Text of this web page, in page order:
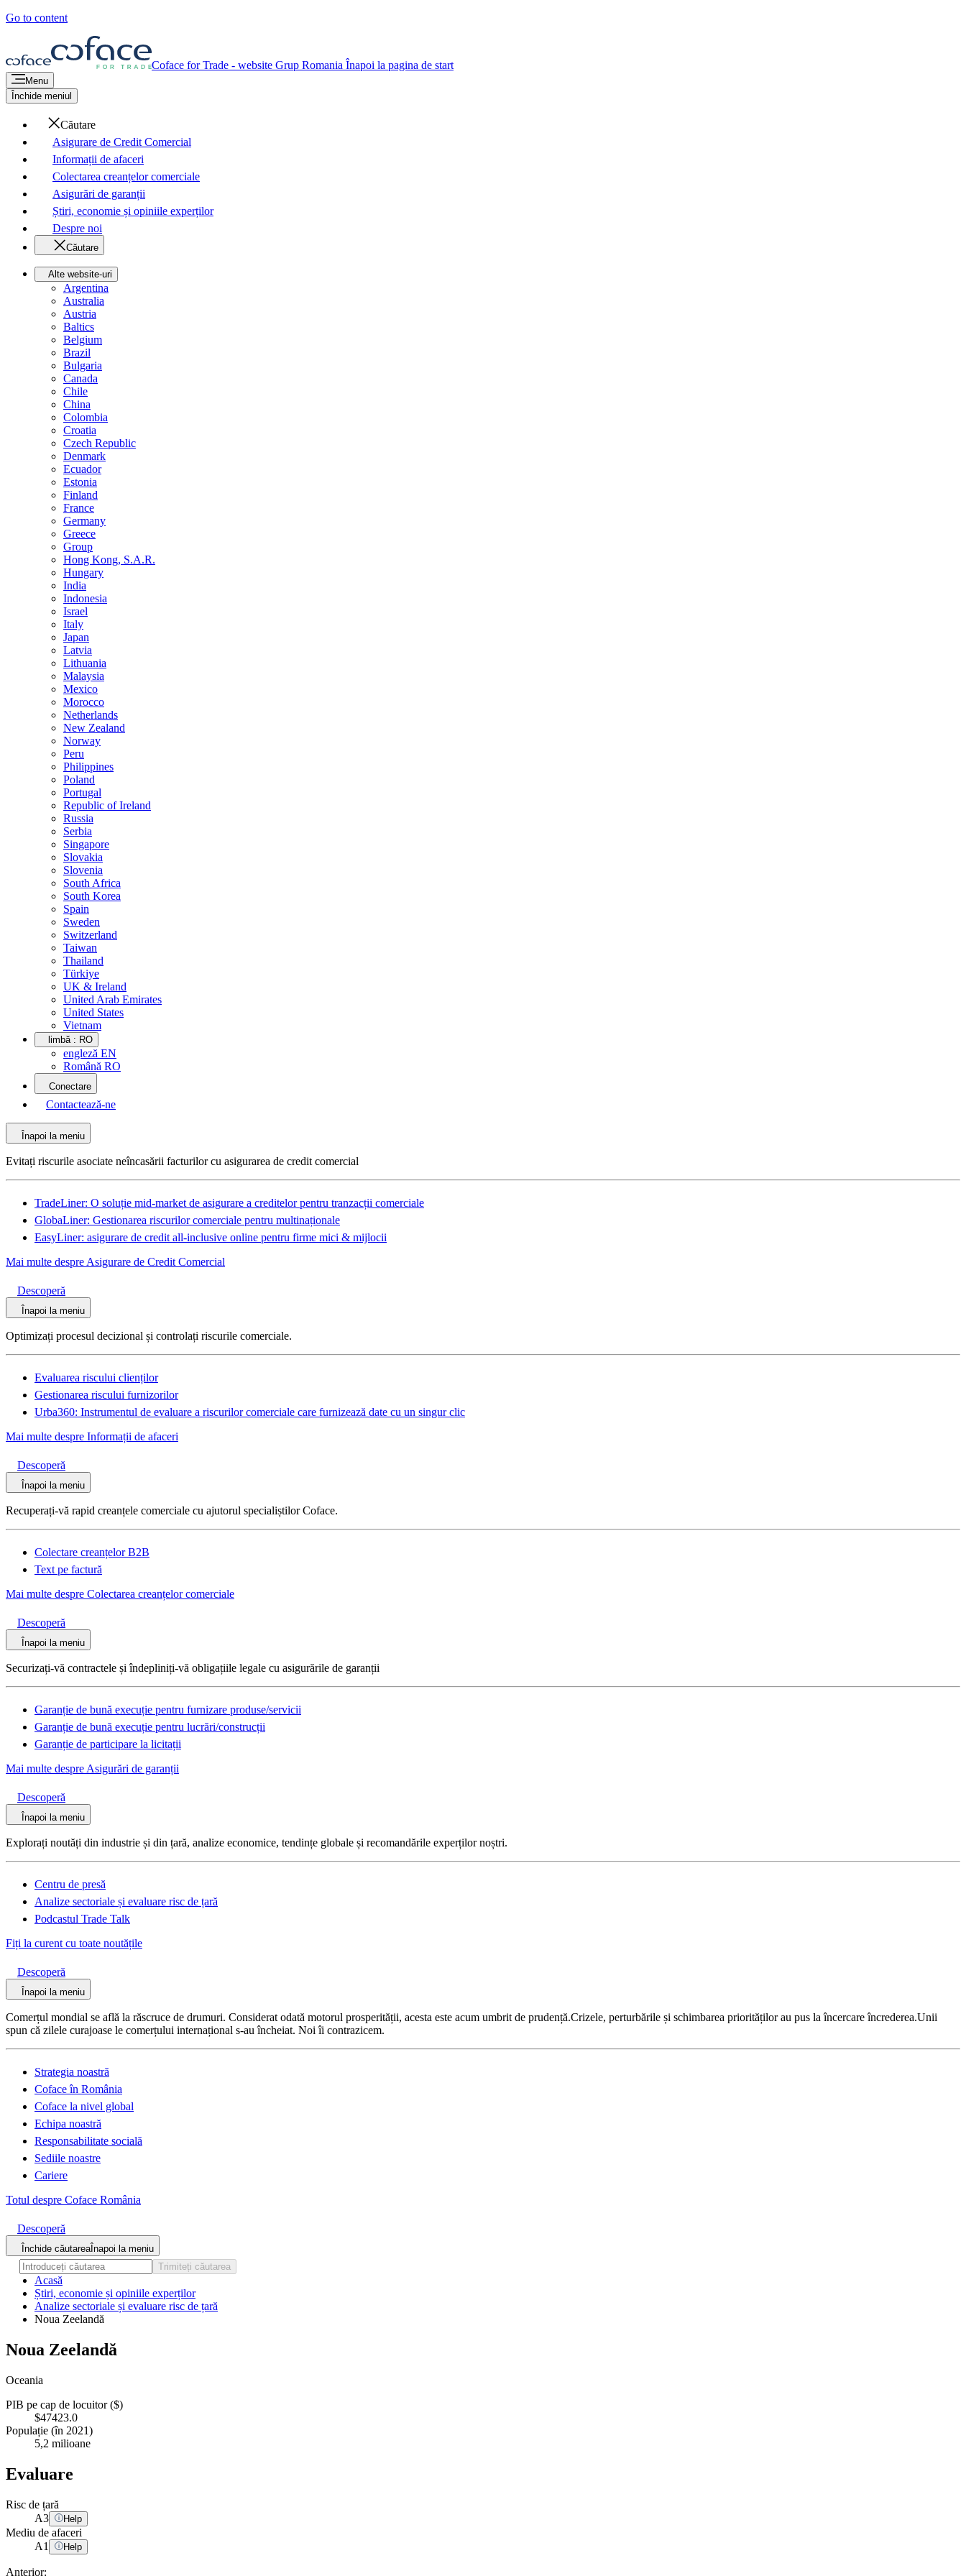
Go to content
Coface for Trade - website Grup Romania Înapoi la pagina de start
Menu
Închide meniul
Căutare
Asigurare de Credit Comercial
Informații de afaceri
Colectarea creanțelor comerciale
Asigurări de garanții
Știri, economie și opiniile experților
Despre noi
Căutare
Alte website-uri
Argentina
Australia
Austria
Baltics
Belgium
Brazil
Bulgaria
Canada
Chile
China
Colombia
Croatia
Czech Republic
Denmark
Ecuador
Estonia
Finland
France
Germany
Greece
Group
Hong Kong, S.A.R.
Hungary
India
Indonesia
Israel
Italy
Japan
Latvia
Lithuania
Malaysia
Mexico
Morocco
Netherlands
New Zealand
Norway
Peru
Philippines
Poland
Portugal
Republic of Ireland
Russia
Serbia
Singapore
Slovakia
Slovenia
South Africa
South Korea
Spain
Sweden
Switzerland
Taiwan
Thailand
Türkiye
UK & Ireland
United Arab Emirates
United States
Vietnam
limbă : RO
engleză EN
Română RO
Conectare
Contactează-ne
Înapoi la meniu
Evitați riscurile asociate neîncasării facturilor cu asigurarea de credit comercial
TradeLiner: O soluție mid-market de asigurare a creditelor pentru tranzacții comerciale
GlobaLiner: Gestionarea riscurilor comerciale pentru multinaționale
EasyLiner: asigurare de credit all-inclusive online pentru firme mici & mijlocii
Mai multe despre Asigurare de Credit Comercial
Descoperă
Înapoi la meniu
Optimizați procesul decizional și controlați riscurile comerciale.
Evaluarea riscului clienților
Gestionarea riscului furnizorilor
Urba360: Instrumentul de evaluare a riscurilor comerciale care furnizează date cu un singur clic
Mai multe despre Informații de afaceri
Descoperă
Înapoi la meniu
Recuperați-vă rapid creanțele comerciale cu ajutorul specialiștilor Coface.
Colectare creanțelor B2B
Text pe factură
Mai multe despre Colectarea creanțelor comerciale
Descoperă
Înapoi la meniu
Securizați-vă contractele și îndepliniți-vă obligațiile legale cu asigurările de garanții
Garanție de bună execuție pentru furnizare produse/servicii
Garanție de bună execuție pentru lucrări/construcții
Garanție de participare la licitații
Mai multe despre Asigurări de garanții
Descoperă
Înapoi la meniu
Explorați noutăți din industrie și din țară, analize economice, tendințe globale și recomandările experților noștri.
Centru de presă
Analize sectoriale și evaluare risc de țară
Podcastul Trade Talk
Fiți la curent cu toate noutățile
Descoperă
Înapoi la meniu
Comerțul mondial se află la răscruce de drumuri. Considerat odată motorul prosperității, acesta este acum umbrit de prudență.Crizele, perturbările și schimbarea priorităților au pus la încercare încrederea.Unii
spun că zilele curajoase le comerțului internațional s-au încheiat. Noi îi contrazicem.
Strategia noastră
Coface în România
Coface la nivel global
Echipa noastră
Responsabilitate socială
Sediile noastre
Cariere
Totul despre Coface România
Descoperă
Închide căutareaÎnapoi la meniu
Trimiteți căutarea
Acasă
Știri, economie și opiniile experților
Analize sectoriale și evaluare risc de țară
Noua Zeelandă
Noua Zeelandă
Oceania
PIB pe cap de locuitor ($)
$47423.0
Populație (în 2021)
5,2 milioane
Evaluare
Risc de țară
A3 Help
Mediu de afaceri
A1 Help
Anterior: